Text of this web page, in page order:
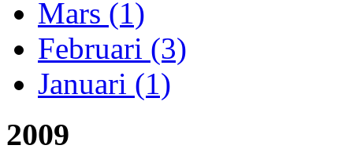
Mars (1)
Februari (3)
Januari (1)
2009